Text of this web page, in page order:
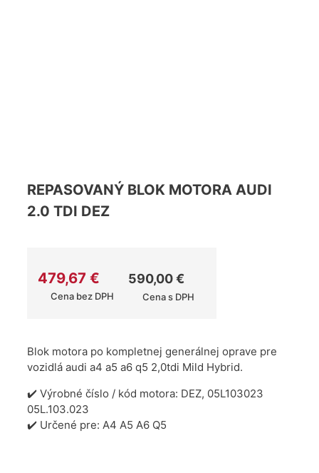
REPASOVANÝ BLOK MOTORA AUDI
2.0 TDI DEZ
479,67 €
Cena bez DPH
590,00€
Cena s DPH
Blok motora po kompletnej generálnej oprave pre
vozidlá audi a4 a5 a6 q5 2,0tdi Mild Hybrid.
✔️ Výrobné číslo / kód motora: DEZ, 05L103023
05L.103.023
✔️ Určené pre: A4 A5 A6 Q5